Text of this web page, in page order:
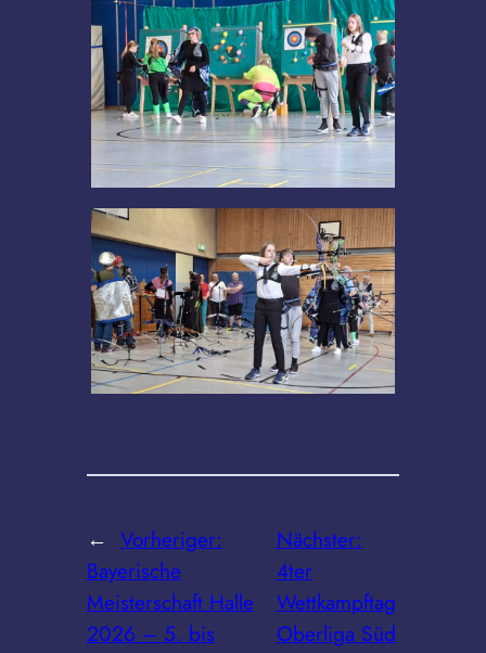
← Vorheriger:
Bayerische
Meisterschaft Halle
2026 – 5. bis
Nächster:
4ter
Wettkampftag
Oberliga Süd